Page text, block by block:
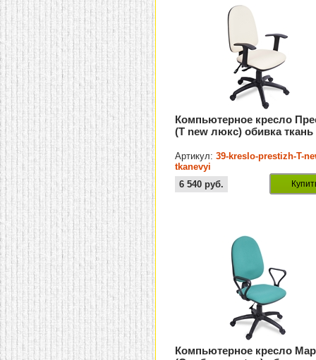
Компьютерное кресло
(T new люкс) обивка ткань
Артикул:39-kreslo-prestizh-T-
tkanevyi
6 540 руб.
Компьютерное кресло